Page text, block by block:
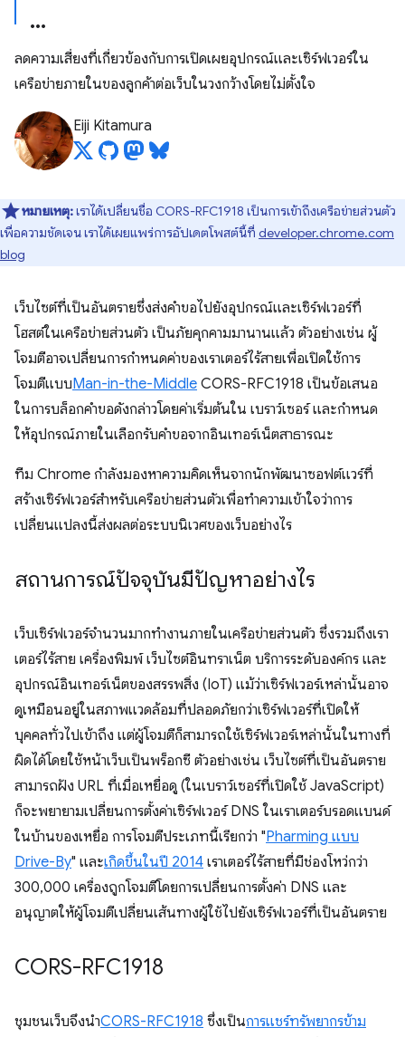
ลดความเสี่ยงที่เกี่ยวข้องกับการเปิดเผยอุปกรณ์และเซิร์ฟเวอร์ใน
เครือข่ายภายในของลูกค้าต่อเว็บในวงกว้างโดยไม่ตั้งใจ
Eiji Kitamura
หมายเหตุ:เราได้เปลี่ยนชื่อ CORS-RFC1918 เป็นการเข้าถึงเครือข่ายส่วนตัว
เพื่อความชัดเจน เราได้เผยแพร่การอัปเดตโพสต์นี้ที่ developer.chrome.com
blog
เว็บไซต์ที่เป็นอันตรายซึ่งส่งคำขอไปยังอุปกรณ์และเซิร์ฟเวอร์ที่
โฮสต์ในเครือข่ายส่วนตัว เป็นภัยคุกคามมานานแล้ว ตัวอย่างเช่น ผู้
โจมตีอาจเปลี่ยนการกำหนดค่าของเราเตอร์ไร้สายเพื่อเปิดใช้การ
โจมตีแบบMan-in-the-Middle CORS-RFC1918 เป็นข้อเสนอ
ในการบล็อกคำขอดังกล่าวโดยค่าเริ่มต้นใน เบราว์เซอร์ และกำหนด
ให้อุปกรณ์ภายในเลือกรับคำขอจากอินเทอร์เน็ตสาธารณะ
ทีม Chrome กำลังมองหาความคิดเห็นจากนักพัฒนาซอฟต์แวร์ที่
สร้างเซิร์ฟเวอร์สำหรับเครือข่ายส่วนตัวเพื่อทำความเข้าใจว่าการ
เปลี่ยนแปลงนี้ส่งผลต่อระบบนิเวศของเว็บอย่างไร
สถานการณ์ปัจจุบันมีปัญหาอย่างไร
เว็บเซิร์ฟเวอร์จำนวนมากทำงานภายในเครือข่ายส่วนตัว ซึ่งรวมถึงเรา
เตอร์ไร้สาย เครื่องพิมพ์ เว็บไซต์อินทราเน็ต บริการระดับองค์กร และ
อุปกรณ์อินเทอร์เน็ตของสรรพสิ่ง (IoT) แม้ว่าเซิร์ฟเวอร์เหล่านั้นอาจ
ดูเหมือนอยู่ในสภาพแวดล้อมที่ปลอดภัยกว่าเซิร์ฟเวอร์ที่เปิดให้
บุคคลทั่วไปเข้าถึง แต่ผู้โจมตีก็สามารถใช้เซิร์ฟเวอร์เหล่านั้นในทางที่
ผิดได้โดยใช้หน้าเว็บเป็นพร็อกซี ตัวอย่างเช่น เว็บไซต์ที่เป็นอันตราย
สามารถฝัง URL ที่เมื่อเหยื่อดู (ในเบราว์เซอร์ที่เปิดใช้ JavaScript)
ก็จะพยายามเปลี่ยนการตั้งค่าเซิร์ฟเวอร์ DNS ในเราเตอร์บรอดแบนด์
ในบ้านของเหยื่อ การโจมตีประเภทนี้เรียกว่า "Pharming แบบ
Drive-By" และเกิดขึ้นในปี 2014 เราเตอร์ไร้สายที่มีช่องโหว่กว่า
300,000 เครื่องถูกโจมตีโดยการเปลี่ยนการตั้งค่า DNS และ
อนุญาตให้ผู้โจมตีเปลี่ยนเส้นทางผู้ใช้ไปยังเซิร์ฟเวอร์ที่เป็นอันตราย
CORS-RFC1918
ชุมชนเว็บจึงนำCORS-RFC1918 ซึ่งเป็นการแชร์ทรัพยากรข้าม